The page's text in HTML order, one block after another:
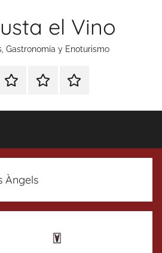
el Vino
Gastronomía y Enoturismo
Enoturismo
Gastronomía
RankingContacto
Àngels